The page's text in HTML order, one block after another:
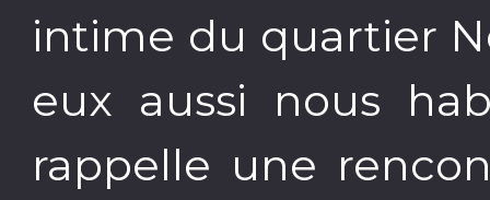
intime du quartier
eux aussi nous
rappelle une